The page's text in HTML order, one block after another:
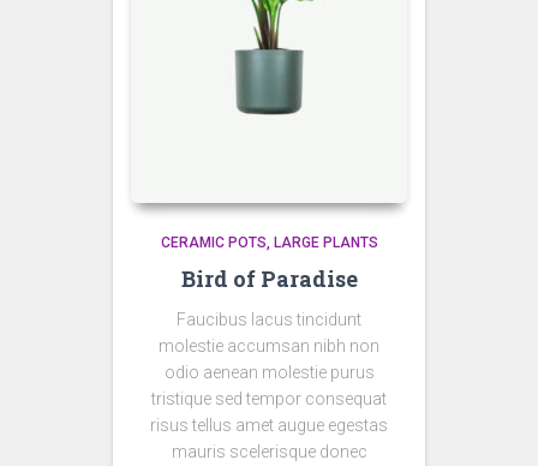
CERAMIC POTS LARGE PLANTS
Bird of Paradise
Faucibus lacus tincidunt
molestie accumsan nibh non
odio aenean molestie purus
tristique sed tempor consequat
risus tellus amet augue egestas
mauris scelerisque donec